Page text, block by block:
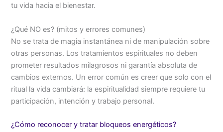
tu vida hacia el bienestar.
¿Qué NO es? (mitos y errores comunes)
No se trata de magia instantánea ni de manipulación sobre
otras personas. Los tratamientos espirituales no deben
prometer resultados milagrosos ni garantía absoluta de
cambios externos. Un error común es creer que solo con el
ritual la vida cambiará: la espiritualidad siempre requiere tu
participación, intención y trabajo personal.
¿Cómo reconocer y tratar bloqueos energéticos?